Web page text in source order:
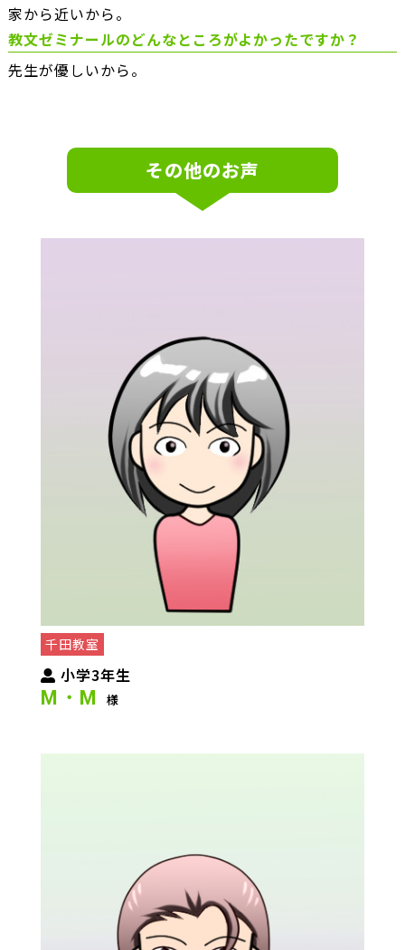
家から近いから。
教文ゼミナールのどんなところがよかったですか？
先生が優しいから。
その他のお声
千田教室
小学3年生
M・M 様